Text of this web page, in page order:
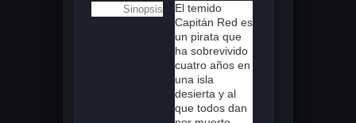
Sinopsis
El temido
Capitán Red es
un pirata que
ha sobrevivido
cuatro años en
una isla
desierta y al
que todos dan